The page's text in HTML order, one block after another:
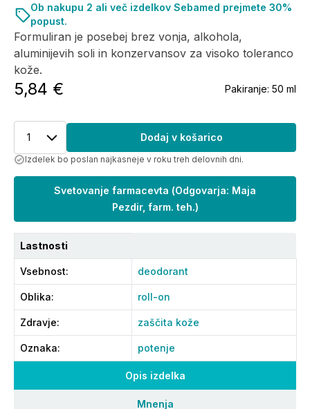
Opis izdelka
Mnenja
Formuliran je posebej brez vonja, alkohola,
aluminijevih soli in konzervansov za visoko toleranco
kože.
5,84 € Pakiranje: 50 ml
Ob nakupu 2 ali več izdelkov Sebamed prejmete 30%
popust.
1 Dodaj v košarico
Izdelek bo poslan najkasneje v roku treh delovnih dni.
Svetovanje farmacevta (Odgovarja: Maja
Pezdir, farm. teh.)
Lastnosti
Vsebnost: deodorant
Oblika: roll-on
Zdravje: zaščita kože
Oznaka: potenje